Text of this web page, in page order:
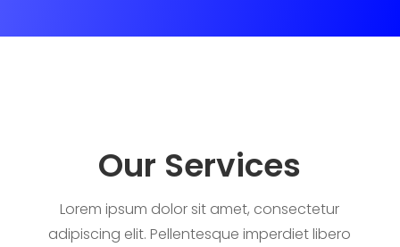
Our Services
Lorem ipsum dolor sit amet, consectetur
adipiscing elit. Pellentesque imperdiet libero